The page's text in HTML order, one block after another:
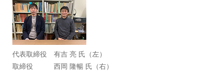
代表取締役 有吉 亮 氏（左）
取締役 西岡 隆暢 氏（右）